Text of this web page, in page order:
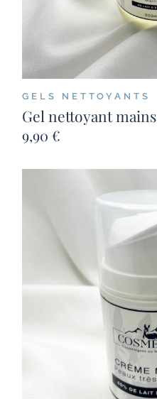
GELS NETTOYANTS
Gel nettoyant mains
9,90€